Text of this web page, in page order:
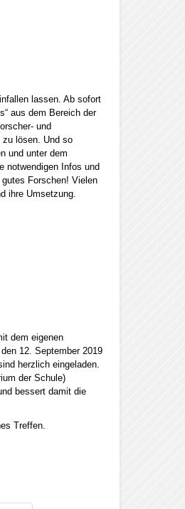
lassen. Ab sofort
aus dem Bereich der
und
lösen. Und so
und unter dem
notwendigen Infos und
Forschen! Vielen
ihre Umsetzung.
dem eigenen
12. September 2019
herzlich eingeladen.
der Schule)
bessert damit die
Treffen.